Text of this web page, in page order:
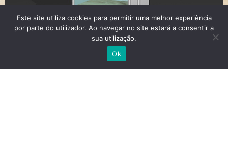
1 - Módulo Padaria
Este site utiliza cookies para permitir uma melhor experiência
por parte do utilizador. Ao navegar no site estará a consentir a
sua utilização.
Ok